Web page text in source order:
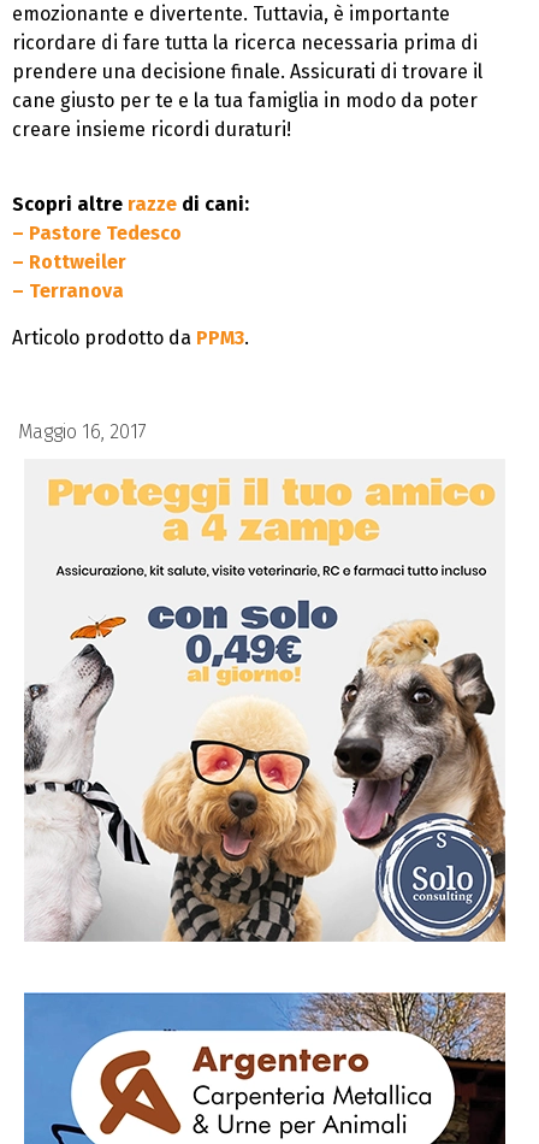
emozionante e divertente. Tuttavia, è importante
ricordare di fare tutta la ricerca necessaria prima di
prendere una decisione finale. Assicurati di trovare il
cane giusto per te e la tua famiglia in modo da poter
creare insieme ricordi duraturi!
Scopri altre razze di cani:
– Pastore Tedesco
– Rottweiler
– Terranova
Articolo prodotto da PPM3.
Maggio 16, 2017